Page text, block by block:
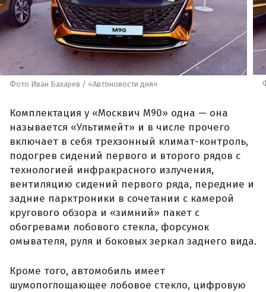
Фото Иван Бахарев / «Автоновости дня»
Комплектация у «Москвич М90» одна — она
называется «Ультимейт» и в числе прочего
включает в себя трехзонный климат-контроль,
подогрев сидений первого и второго рядов с
технологией инфракрасного излучения,
вентиляцию сидений первого ряда, передние и
задние парктроники в сочетании с камерой
кругового обзора и «зимний» пакет с
обогревами лобового стекла, форсунок
омывателя, руля и боковых зеркал заднего вида.
Кроме того, автомобиль имеет
шумопоглощающее лобовое стекло, цифровую